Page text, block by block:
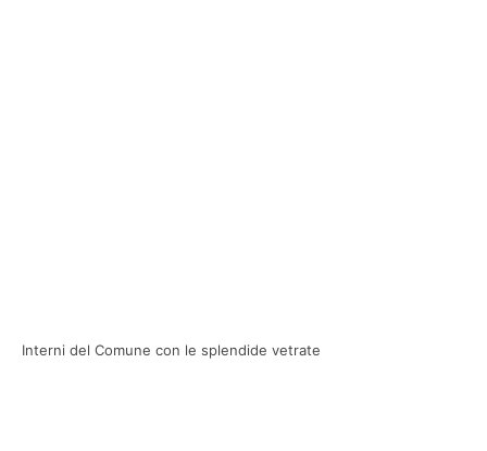
Interni del Comune con le splendide vetrate